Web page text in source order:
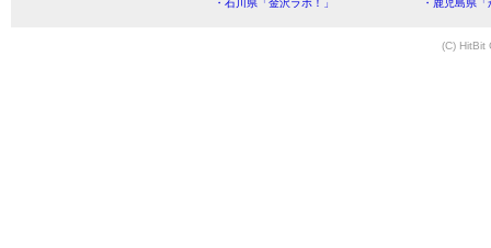
・石川県「金沢ラボ！」
・鹿児島県
(C) HitBit